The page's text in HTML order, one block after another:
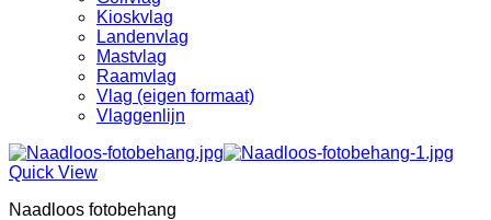
Kioskvlag
Landenvlag
Mastvlag
Raamvlag
Vlag (eigen formaat)
Vlaggenlijn
Quick View
Naadloos fotobehang